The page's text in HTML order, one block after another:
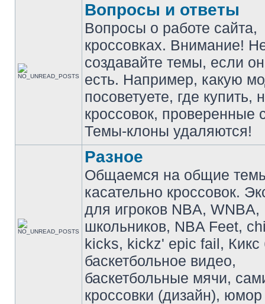
Вопросы и ответы
Вопросы о работе сайта,
кроссовках. Внимание!
создавайте темы, если
есть. Например, какую
посоветуете, где купить,
кроссовок, проверенные
Темы-клоны удаляются!
Разное
Общаемся на общие
касательно кроссовок.
для игроков NBA, WNBA,
школьников, NBA Feet,
kicks, kickz' epic fail, Кикс
баскетбольное видео,
баскетбольные мячи,
кроссовки (дизайн),